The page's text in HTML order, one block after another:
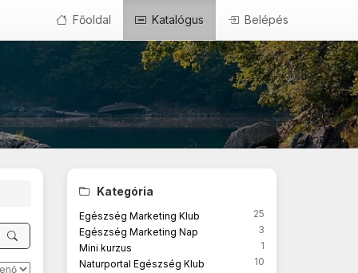
Főoldal Katalógus Belépés
Kategória
Egészség Marketing Klub
25
Egészség Marketing Nap
3
Mini kurzus
1
Naturportal Egészség Klub
10